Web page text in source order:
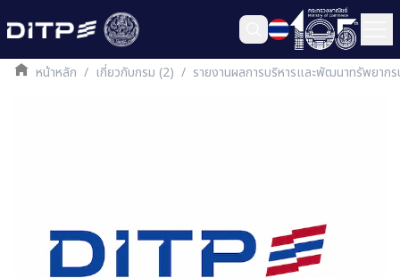
หน้าหลัก / เกี่ยวกับกรม (2) / รายงานผลการบริหารและพัฒนาทรัพยา